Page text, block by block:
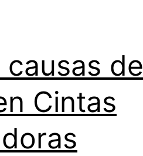
de
Cintas